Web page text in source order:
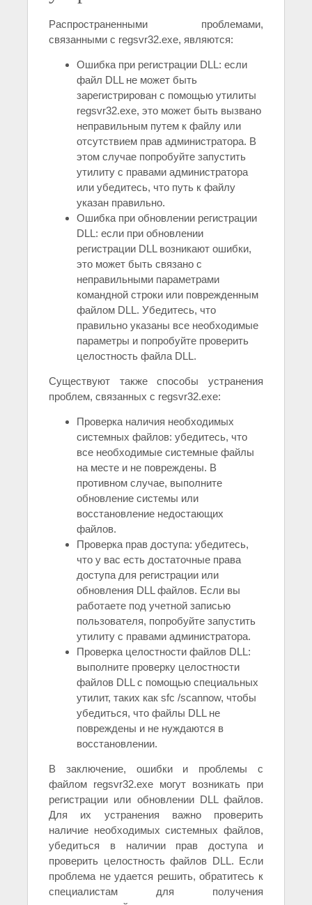
Распространенными проблемами,
связанными с regsvr32.exe, являются:
Ошибка при регистрации DLL: если
файл DLL не может быть
зарегистрирован с помощью утилиты
regsvr32.exe, это может быть вызвано
неправильным путем к файлу или
отсутствием прав администратора. В
этом случае попробуйте запустить
утилиту с правами администратора
или убедитесь, что путь к файлу
указан правильно.
Ошибка при обновлении регистрации
DLL: если при обновлении
регистрации DLL возникают ошибки,
это может быть связано с
неправильными параметрами
командной строки или поврежденным
файлом DLL. Убедитесь, что
правильно указаны все необходимые
параметры и попробуйте проверить
целостность файла DLL.
Существуют также способы устранения
проблем, связанных с regsvr32.exe:
Проверка наличия необходимых
системных файлов: убедитесь, что
все необходимые системные файлы
на месте и не повреждены. В
противном случае, выполните
обновление системы или
восстановление недостающих
файлов.
Проверка прав доступа: убедитесь,
что у вас есть достаточные права
доступа для регистрации или
обновления DLL файлов. Если вы
работаете под учетной записью
пользователя, попробуйте запустить
утилиту с правами администратора.
Проверка целостности файлов DLL:
выполните проверку целостности
файлов DLL с помощью специальных
утилит, таких как sfc /scannow, чтобы
убедиться, что файлы DLL не
повреждены и не нуждаются в
восстановлении.
В заключение, ошибки и проблемы с
файлом regsvr32.exe могут возникать при
регистрации или обновлении DLL файлов.
Для их устранения важно проверить
наличие необходимых системных файлов,
убедиться в наличии прав доступа и
проверить целостность файлов DLL. Если
проблема не удается решить, обратитесь к
специалистам для получения